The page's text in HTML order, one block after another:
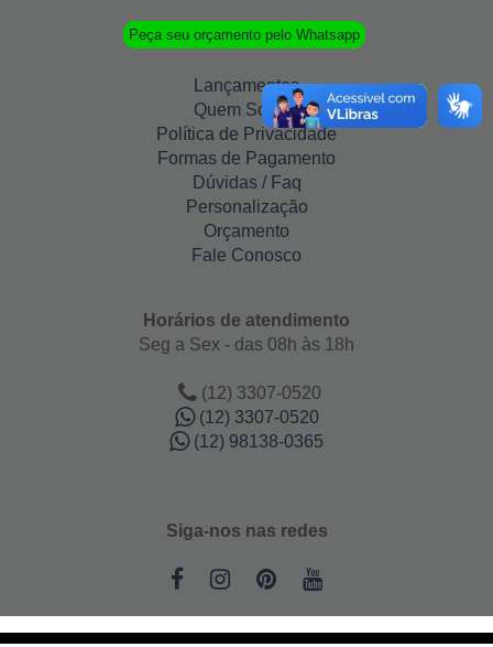
Peça seu orçamento pelo Whatsapp
Lançamentos
Quem Somos
Política de Privacidade
Formas de Pagamento
Dúvidas / Faq
Personalização
Orçamento
Fale Conosco
Horários de atendimento
Seg a Sex - das 08h às 18h
(12) 3307-0520
(12) 3307-0520
(12) 98138-0365
Siga-nos nas redes